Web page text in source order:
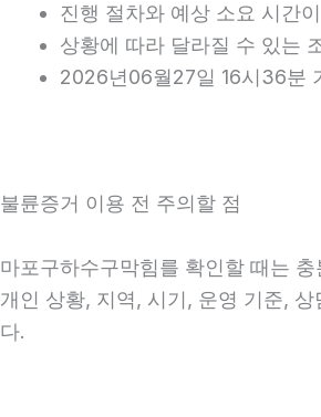
진행 절차와 예상 소요 시간
상황에 따라 달라질 수 있는
2026년06월27일 16시36분
불륜증거 이용 전 주의할 점
마포구하수구막힘를 확인할 때는
개인 상황, 지역, 시기, 운영 기준,
다.